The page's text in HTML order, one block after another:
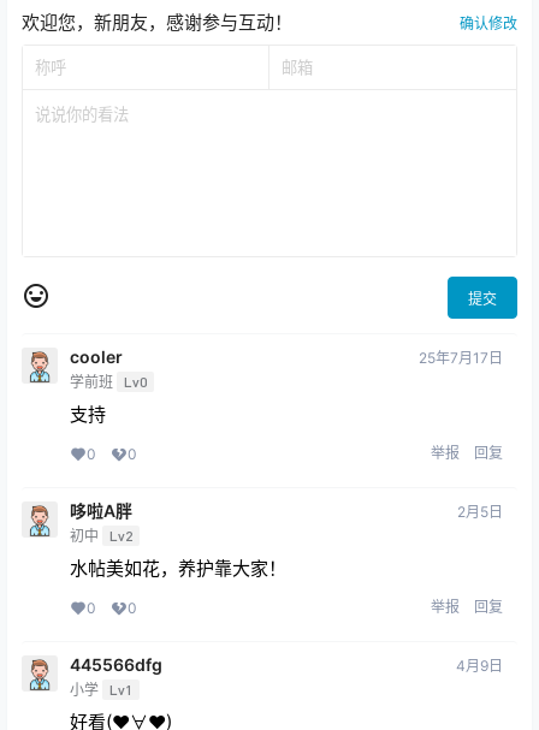
欢迎您，新朋友，感谢参与互动！ 确认修改
提交
cooler
学前班 Lv0
25年7月17日
支持
0 0 举报 回复
哆啦A胖
初中 Lv2
2月5日
水帖美如花，养护靠大家！
0 0 举报 回复
445566dfg
小学 Lv1
4月9日
好看(♥∀♥)